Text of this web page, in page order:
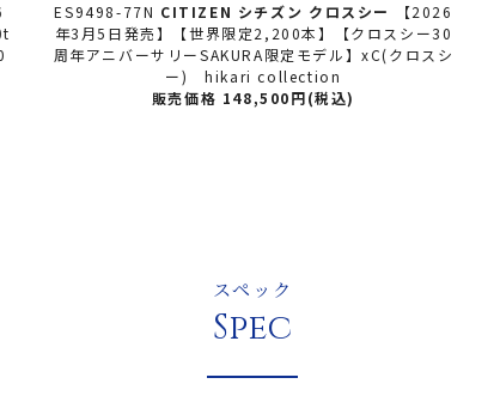
ES9498-77N CITIZEN シチズン クロスシー
【2026
年3月5日発売】【世界限定2,200本】【クロスシー30
周年アニバーサリーSAKURA限定モデル】xC(クロスシ
ー) hikari collection
販売価格 148,500円(税込)
スペック
Spec